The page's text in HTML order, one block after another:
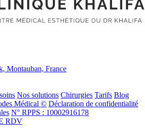
Montauban, France
Nos solutions Chirurgies Tarifs Blog
Médical © Déclaration de confidentialité
N° RPPS : 10002916178
RDV